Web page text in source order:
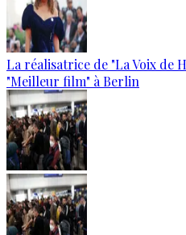
La réalisatrice de "La Voix de
"Meilleur film" à Berlin